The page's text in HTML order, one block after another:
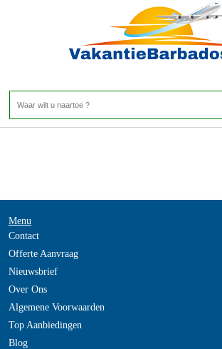
Home>
Menu
Contact
Offerte Aanvraag
Nieuwsbrief
Over Ons
Algemene Voorwaarden
Top Aanbiedingen
Blog